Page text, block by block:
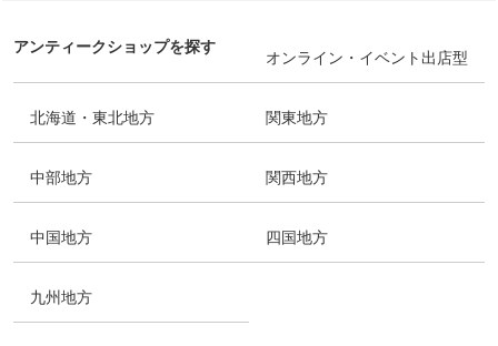
アンティークショップを探す
オンライン・イベント出店型
北海道・東北地方 関東地方
中部地方 関西地方
中国地方 四国地方
九州地方